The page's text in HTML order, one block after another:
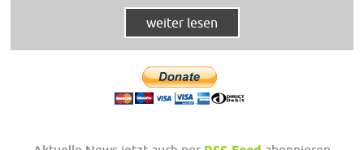
weiter lesen